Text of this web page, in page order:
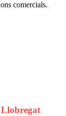
comercials.